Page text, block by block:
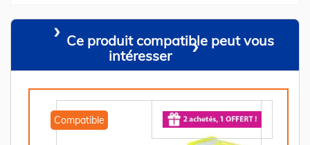
Ce produit compatible peut vous
intéresser
Compatible